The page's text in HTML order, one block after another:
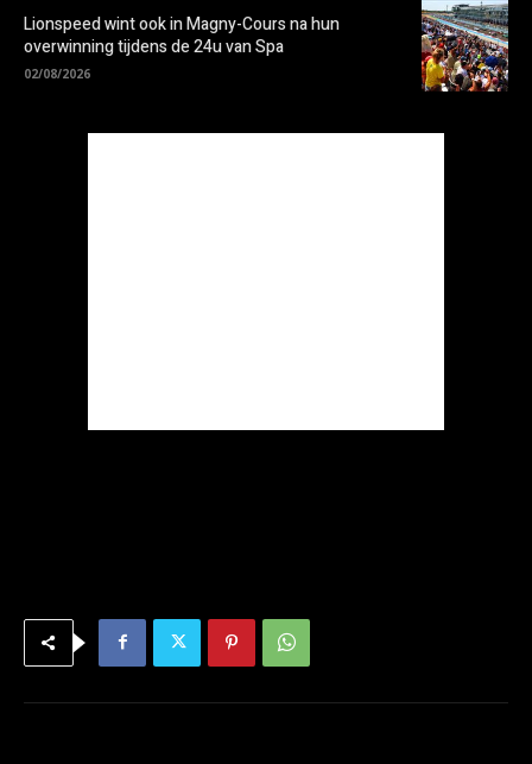
Lionspeed wint ook in Magny-Cours na hun
overwinning tijdens de 24u van Spa
02/08/2026